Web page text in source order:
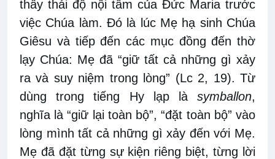
thấy thái độ nội tâm của Đức Maria trước
việc Chúa làm. Đó là lúc Mẹ hạ sinh Chúa
Giêsu và tiếp đến các mục đồng đến thờ
lạy Chúa: Mẹ đã “giữ tất cả những gì xảy
ra và suy niệm trong lòng” (Lc 2, 19). Từ
dùng trong tiếng Hy lạp là symballon,
nghĩa là “giữ lại toàn bộ”, “đặt toàn bộ” vào
lòng mình tất cả những gì xảy đến với Mẹ.
Mẹ đã đặt từng sự kiện riêng biệt, từng lời